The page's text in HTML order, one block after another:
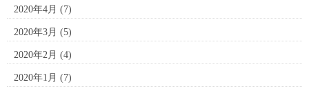
2020年4月 (7)
2020年3月 (5)
2020年2月 (4)
2020年1月 (7)